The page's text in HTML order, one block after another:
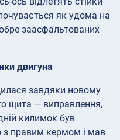
як удома на
заасфальтованих
двигуна
завдяки новому
щита — виправлення,
килимок був
з правим кермом і мав